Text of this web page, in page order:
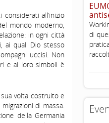
all’inizio
mondo moderno,
in ogni città
ai quali Dio stesso
uccisi. Non
e ai loro simboli è
volta costruito e
di massa.
della Germania
di